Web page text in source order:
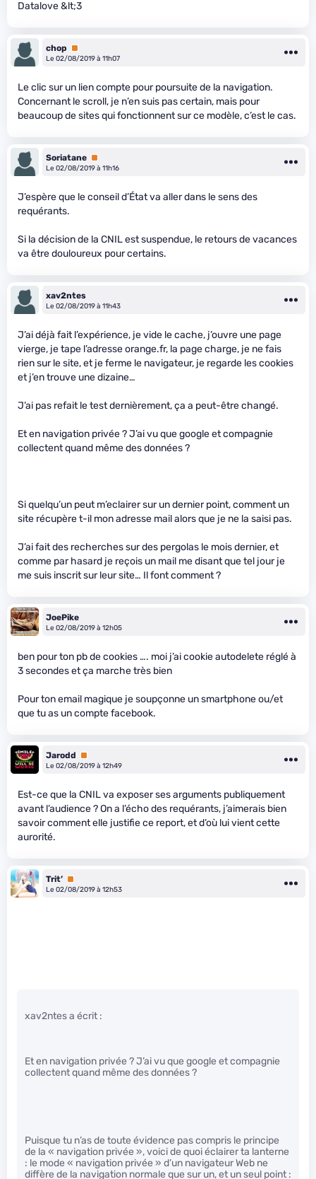
Datalove &lt;3
chop
Premium
Le 02/08/2019 à 11h07
Le clic sur un lien compte pour poursuite de la navigation.
Concernant le scroll, je n’en suis pas certain, mais pour
beaucoup de sites qui fonctionnent sur ce modèle, c’est le cas.
Soriatane Premium
Le 02/08/2019 à 11h16
J’espère que le conseil d’État va aller dans le sens des
requérants.
Si la décision de la CNIL est suspendue, le retours de vacances
va être douloureux pour certains.
xav2ntes
Le 02/08/2019 à 11h43
J’ai déjà fait l’expérience, je vide le cache, j’ouvre une page
vierge, je tape l’adresse orange.fr, la page charge, je ne fais
rien sur le site, et je ferme le navigateur, je regarde les cookies
et j’en trouve une dizaine…
J’ai pas refait le test dernièrement, ça a peut-être changé.
Et en navigation privée ? J’ai vu que google et compagnie
collectent quand même des données ?
Si quelqu’un peut m’eclairer sur un dernier point, comment un
site récupère t-il mon adresse mail alors que je ne la saisi pas.
J’ai fait des recherches sur des pergolas le mois dernier, et
comme par hasard je reçois un mail me disant que tel jour je
me suis inscrit sur leur site… Il font comment ?
JoePike
Le 02/08/2019 à 12h05
ben pour ton pb de cookies …. moi j’ai cookie autodelete réglé à
3 secondes et ça marche très bien
Pour ton email magique je soupçonne un smartphone ou/et
que tu as un compte facebook.
Jarodd
Premium
Le 02/08/2019 à 12h49
Est-ce que la CNIL va exposer ses arguments publiquement
avant l’audience ? On a l’écho des requérants, j’aimerais bien
savoir comment elle justifie ce report, et d’où lui vient cette
aurorité.
Trit’ Premium
Le 02/08/2019 à 12h53
xav2ntes a écrit :
Et en navigation privée ? J’ai vu que google et compagnie
collectent quand même des données ?
Puisque tu n’as de toute évidence pas compris le principe
de la « navigation privée », voici de quoi éclairer ta lanterne
: le mode « navigation privée » d’un navigateur Web ne
diffère de la navigation normale que sur un, et un seul point :